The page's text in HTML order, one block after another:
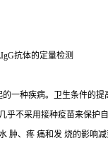
抗体的定量检测
一种疾病。卫生条件的
乎不采用接种疫苗来保护
肿、疼 痛和发 烧的影响减